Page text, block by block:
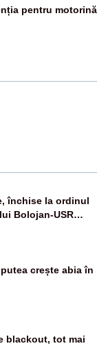
pentru motorină
închise la ordinul
Bolojan-USR
crește abia în
blackout, tot mai